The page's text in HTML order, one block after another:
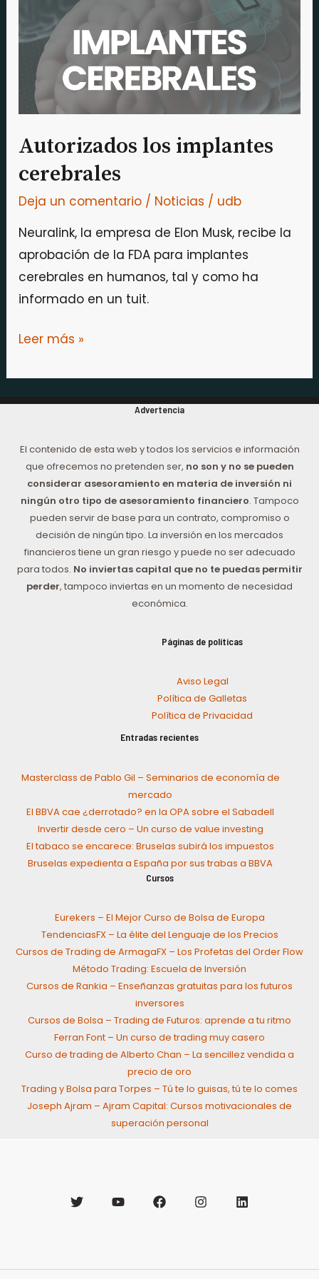
Autorizados los implantes
cerebrales
Deja un comentario / Noticias / udb
Neuralink, la empresa de Elon Musk, recibe la
aprobación de la FDA para implantes
cerebrales en humanos, tal y como ha
informado en un tuit.
Leer más »
Advertencia
El contenido de esta web y todos los servicios e información
que ofrecemos no pretenden ser, no son y no se pueden
considerar asesoramiento en materia de inversión ni
ningún otro tipo de asesoramiento financiero. Tampoco
pueden servir de base para un contrato, compromiso o
decisión de ningún tipo. La inversión en los mercados
financieros tiene un gran riesgo y puede no ser adecuado
para todos. No inviertas capital que no te puedas permitir
perder, tampoco inviertas en un momento de necesidad
económica.
Páginas de políticas
Aviso Legal
Política de Galletas
Política de Privacidad
Entradas recientes
Masterclass de Pablo Gil – Seminarios de economía de
mercado
El BBVA cae ¿derrotado? en la OPA sobre el Sabadell
Invertir desde cero – Un curso de value investing
El tabaco se encarece: Bruselas subirá los impuestos
Bruselas expedienta a España por sus trabas a BBVA
Cursos
Eurekers – El Mejor Curso de Bolsa de Europa
TendenciasFX – La élite del Lenguaje de los Precios
Cursos de Trading de ArmagaFX – Los Profetas del Order Flow
Método Trading: Escuela de Inversión
Cursos de Rankia – Enseñanzas gratuitas para los futuros
inversores
Cursos de Bolsa – Trading de Futuros: aprende a tu ritmo
Ferran Font – Un curso de trading muy casero
Curso de trading de Alberto Chan – La sencillez vendida a
precio de oro
Trading y Bolsa para Torpes – Tú te lo guisas, tú te lo comes
Joseph Ajram – Ajram Capital: Cursos motivacionales de
superación personal